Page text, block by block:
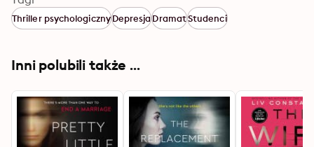
Thriller psychologicznyDepresjaDramatStudenci
Inni polubili także ...